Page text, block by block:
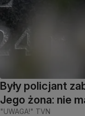
Były policjant
Jego żona: nie
"UWAGA!" TVN